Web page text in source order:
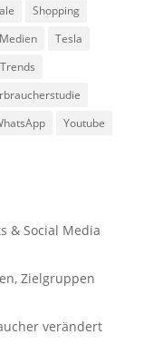
Shopping
Tesla
Trends
Youtube
& Social Media
Zielgruppen
verändert